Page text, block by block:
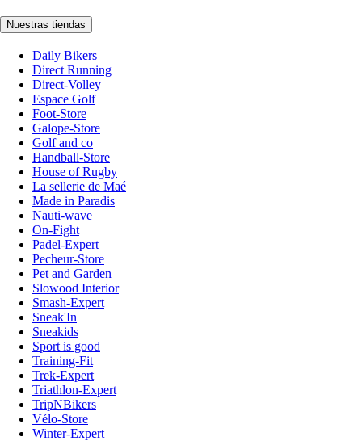
Nuestras tiendas
Daily Bikers
Direct Running
Direct-Volley
Espace Golf
Foot-Store
Galope-Store
Golf and co
Handball-Store
House of Rugby
La sellerie de Maé
Made in Paradis
Nauti-wave
On-Fight
Padel-Expert
Pecheur-Store
Pet and Garden
Slowood Interior
Smash-Expert
Sneak'In
Sneakids
Sport is good
Training-Fit
Trek-Expert
Triathlon-Expert
TripNBikers
Vélo-Store
Winter-Expert